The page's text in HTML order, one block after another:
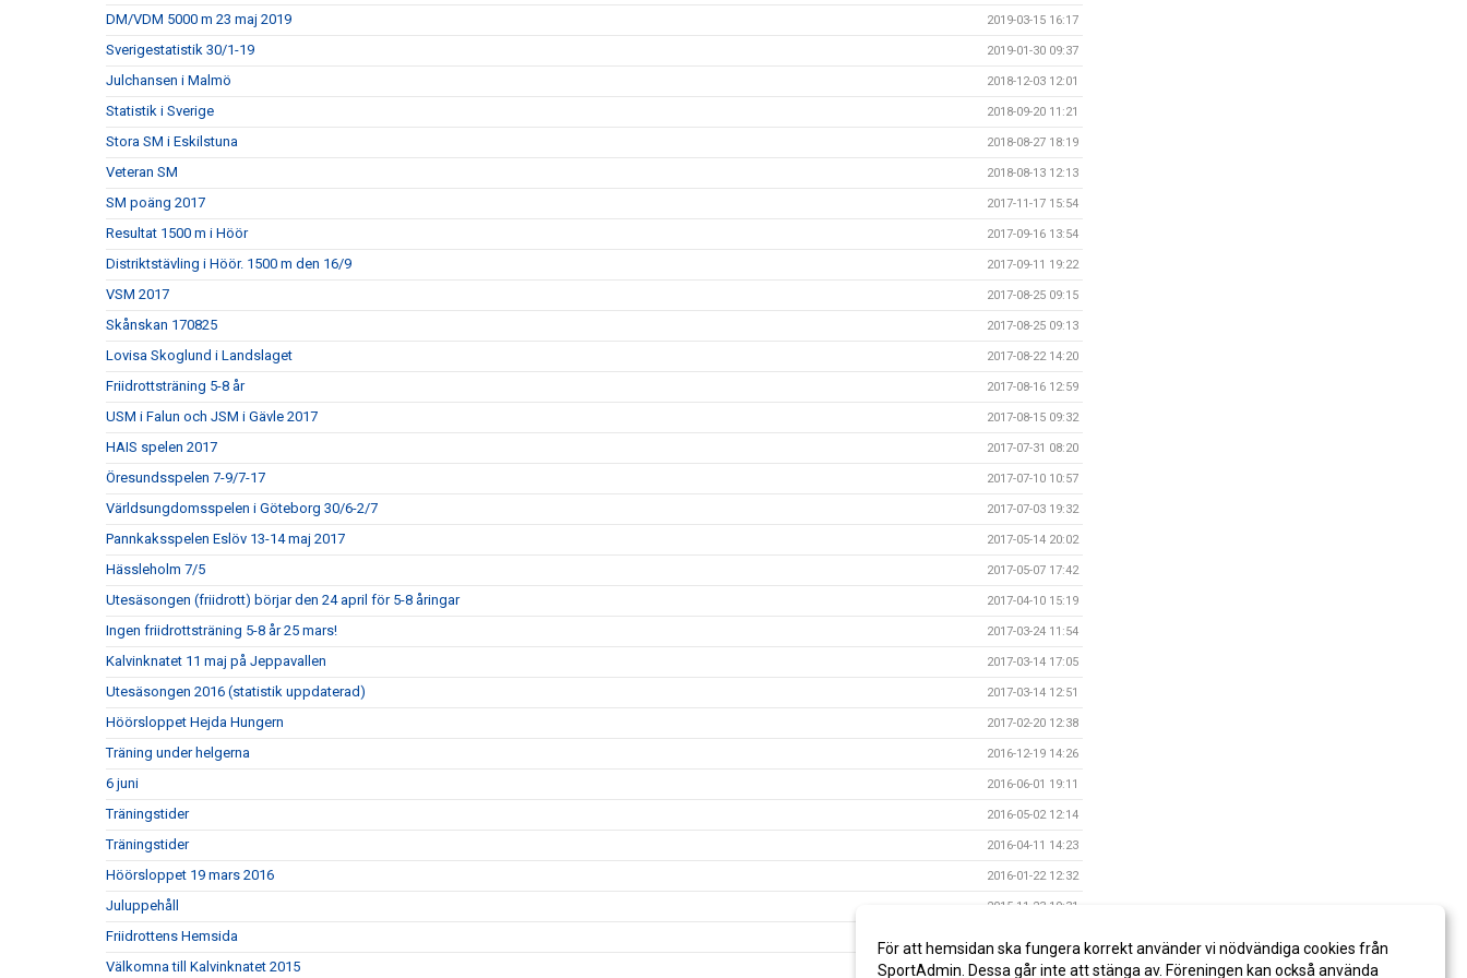
DM/VDM 5000 m 23 maj 2019 2019-03-15 16:17
Sverigestatistik 30/1-19 2019-01-30 09:37
Julchansen i Malmö 2018-12-03 12:01
Statistik i Sverige 2018-09-20 11:21
Stora SM i Eskilstuna 2018-08-27 18:19
Veteran SM 2018-08-13 12:13
SM poäng 2017 2017-11-17 15:54
Resultat 1500 m i Höör 2017-09-16 13:54
Distriktstävling i Höör. 1500 m den 16/9 2017-09-11 19:22
VSM 2017 2017-08-25 09:15
Skånskan 170825 2017-08-25 09:13
Lovisa Skoglund i Landslaget 2017-08-22 14:20
Friidrottsträning 5-8 år 2017-08-16 12:59
USM i Falun och JSM i Gävle 2017 2017-08-15 09:32
HAIS spelen 2017 2017-07-31 08:20
Öresundsspelen 7-9/7-17 2017-07-10 10:57
Världsungdomsspelen i Göteborg 30/6-2/7 2017-07-03 19:32
Pannkaksspelen Eslöv 13-14 maj 2017 2017-05-14 20:02
Hässleholm 7/5 2017-05-07 17:42
Utesäsongen (friidrott) börjar den 24 april för 5-8 åringar 2017-04-10 15:19
Ingen friidrottsträning 5-8 år 25 mars! 2017-03-24 11:54
Kalvinknatet 11 maj på Jeppavallen 2017-03-14 17:05
Utesäsongen 2016 (statistik uppdaterad) 2017-03-14 12:51
Höörsloppet Hejda Hungern 2017-02-20 12:38
Träning under helgerna 2016-12-19 14:26
6 juni 2016-06-01 19:11
Träningstider 2016-05-02 12:14
Träningstider 2016-04-11 14:23
Höörsloppet 19 mars 2016 2016-01-22 12:32
Juluppehåll 2015-11-23 19:31
Friidrottens Hemsida
Välkomna till Kalvinknatet 2015 2015-04-25 10:15
För att hemsidan ska fungera korrekt använder vi nödvändiga cookies från
SportAdmin. Dessa går inte att stänga av. Föreningen kan också använda